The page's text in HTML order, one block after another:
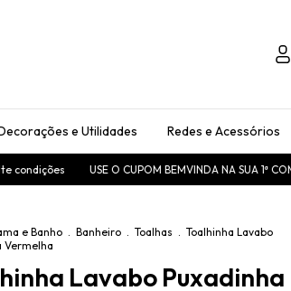
e Utilidades Redes e Acessórios
USE O CUPOM BEMVINDA NA SUA 1ª COMPRA
e Banho . Banheiro . Toalhas . Toalhinha Lavabo
Vermelha
Lavabo Puxadinha